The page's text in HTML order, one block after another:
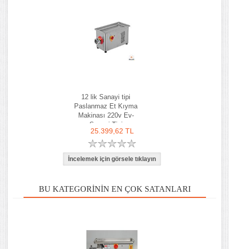
12 lik Sanayi tipi
Paslanmaz Et Kıyma
Makinası 220v Ev-
Sanayi Tipi
25.399,62 TL
BU KATEGORININ EN ÇOK SATANLARI